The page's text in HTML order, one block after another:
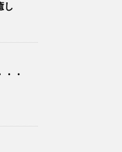
し
・